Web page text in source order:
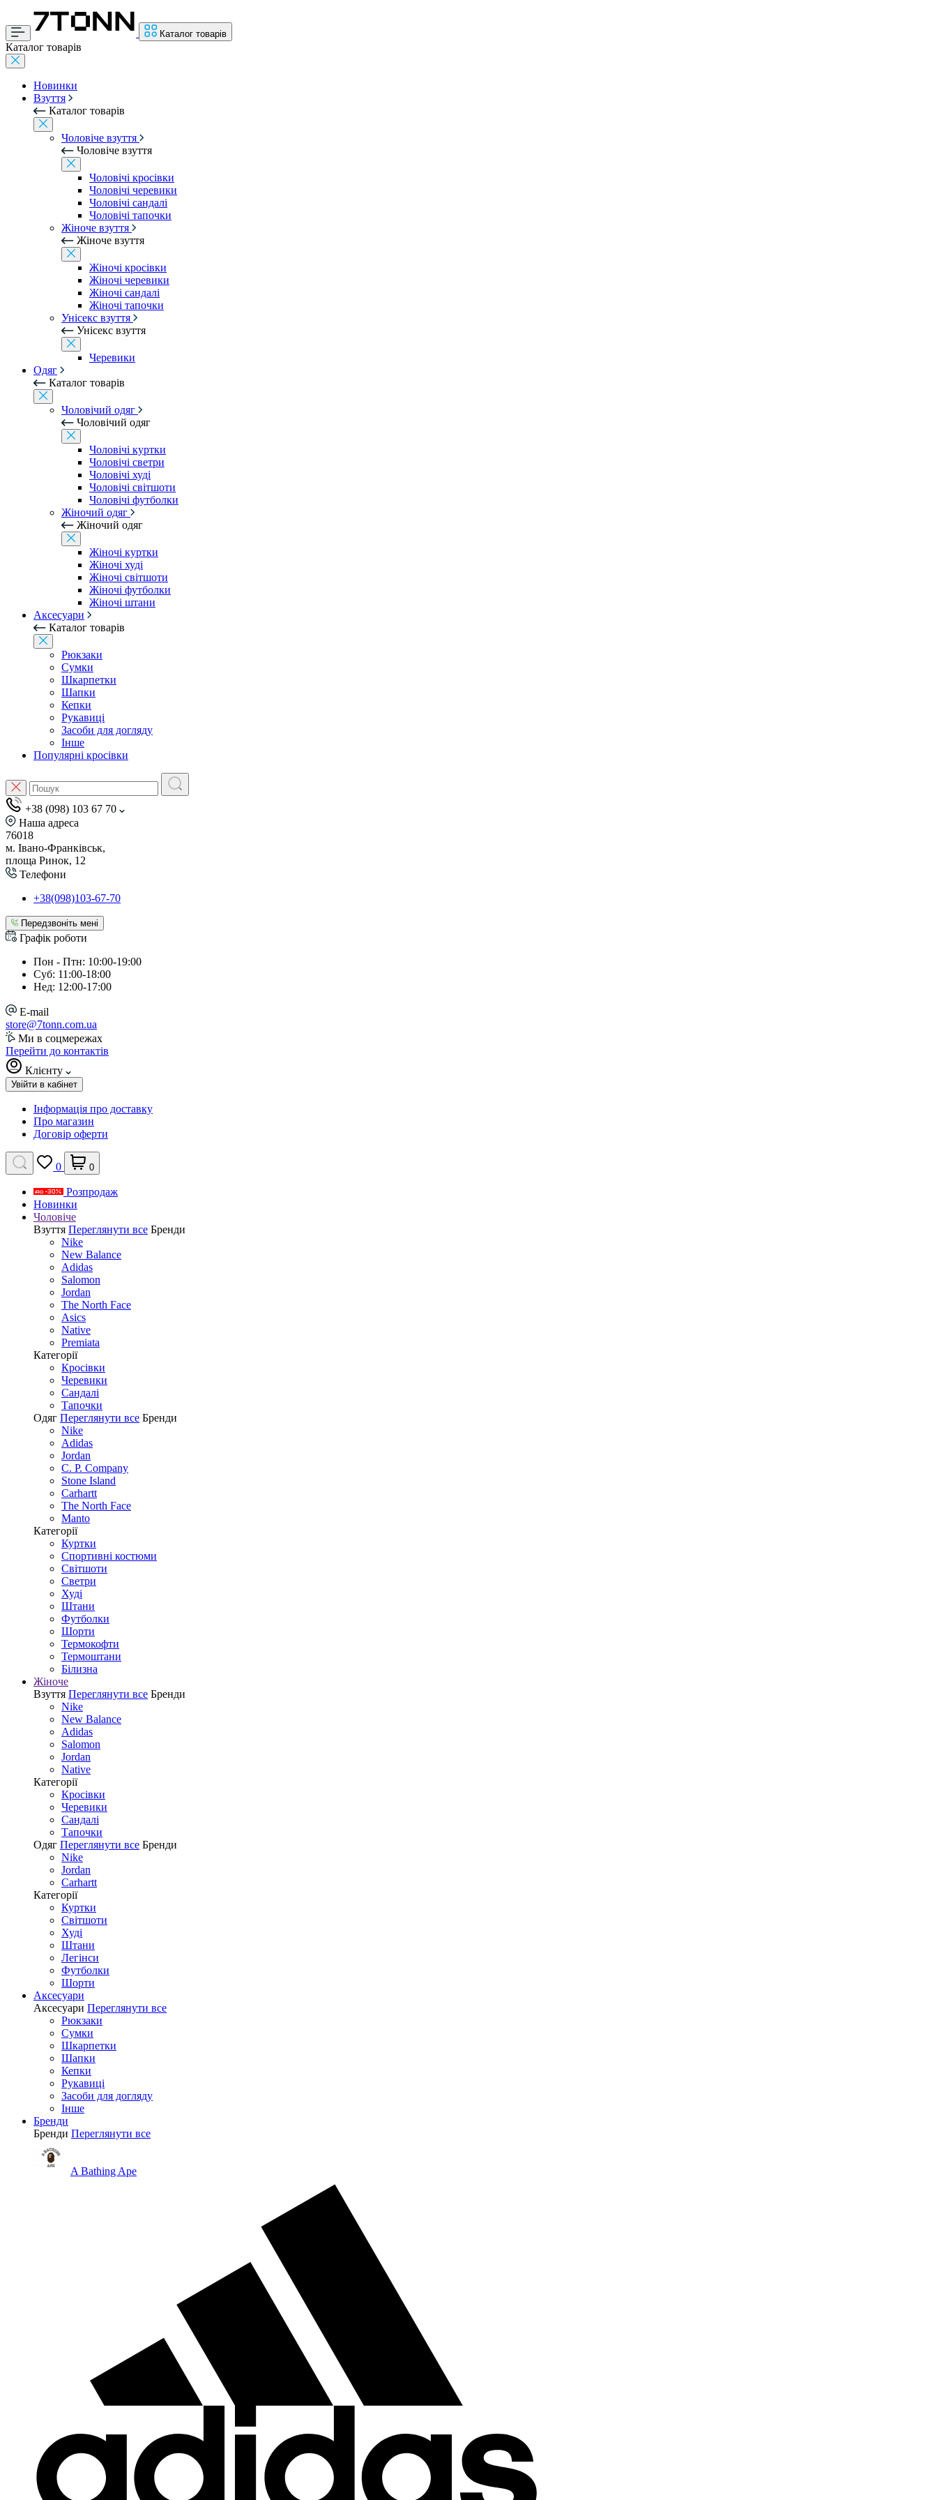
Каталог товарів
Каталог товарів
Новинки
Взуття
Каталог товарів
Чоловіче взуття
Чоловіче взуття
Чоловічі кросівки
Чоловічі черевики
Чоловічі сандалі
Чоловічі тапочки
Жіноче взуття
Жіноче взуття
Жіночі кросівки
Жіночі черевики
Жіночі сандалі
Жіночі тапочки
Унісекс взуття
Унісекс взуття
Черевики
Одяг
Каталог товарів
Чоловічий одяг
Чоловічий одяг
Чоловічі куртки
Чоловічі светри
Чоловічі худі
Чоловічі світшоти
Чоловічі футболки
Жіночий одяг
Жіночий одяг
Жіночі куртки
Жіночі худі
Жіночі світшоти
Жіночі футболки
Жіночі штани
Аксесуари
Каталог товарів
Рюкзаки
Сумки
Шкарпетки
Шапки
Кепки
Рукавиці
Засоби для догляду
Інше
Популярні кросівки
+38 (098) 103 67 70
Наша адреса
76018
м. Івано-Франківськ,
площа Ринок, 12
Телефони
+38(098)103-67-70
Передзвоніть мені
Графік роботи
Пон - Птн: 10:00-19:00
Суб: 11:00-18:00
Нед: 12:00-17:00
E-mail
store@7tonn.com.ua
Ми в соцмережах
Перейти до контактів
Клієнту
Увійти в кабінет
Інформація про доставку
Про магазин
Договір оферти
0 0
Розпродаж
Новинки
Чоловіче
Взуття Переглянути все Бренди
Nike
New Balance
Adidas
Salomon
Jordan
The North Face
Asics
Native
Premiata
Категорії
Кросівки
Черевики
Сандалі
Tапочки
Одяг Переглянути все Бренди
Nike
Adidas
Jordan
C. P. Company
Stone Island
Carhartt
The North Face
Manto
Категорії
Куртки
Спортивні костюми
Світшоти
Светри
Худі
Штани
Футболки
Шорти
Термокофти
Термоштани
Білизна
Жіноче
Взуття Переглянути все Бренди
Nike
New Balance
Adidas
Salomon
Jordan
Native
Категорії
Кросівки
Черевики
Сандалі
Tапочки
Одяг Переглянути все Бренди
Nike
Jordan
Carhartt
Категорії
Куртки
Світшоти
Худі
Штани
Легінси
Футболки
Шорти
Аксесуари
Аксесуари Переглянути все
Рюкзаки
Сумки
Шкарпетки
Шапки
Кепки
Рукавиці
Засоби для догляду
Інше
Бренди
Бренди Переглянути все
A Bathing Ape